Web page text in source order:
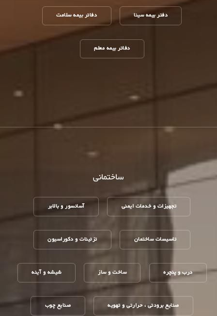
دفتر بیمه سینا دفاتر بیمه سلامت
دفاتر بیمه معلم
ساختمانی
تجهیزات و خدمات ایمنی آسانسور و بالابر
تاسیسات ساختمان تزئینات و دکوراسیون
درب و پنچره ساخت و ساز شیشه و آینه
صنایع برودتی ، حرارتی و تهویه صنایع چوب